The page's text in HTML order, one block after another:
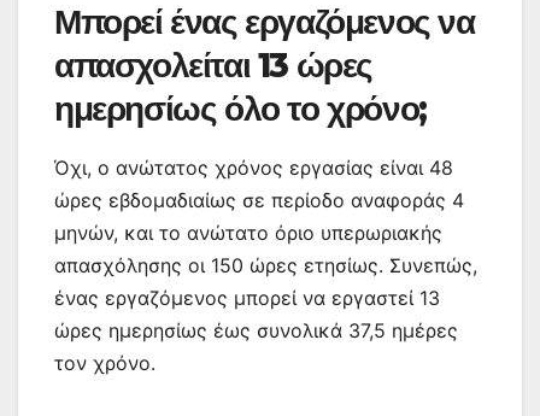
Μπορεί ένας εργαζόμενος να
απασχολείται 13 ώρες
ημερησίως όλο το χρόνο;
Όχι, ο ανώτατος χρόνος εργασίας είναι 48
ώρες εβδομαδιαίως σε περίοδο αναφοράς 4
μηνών, και το ανώτατο όριο υπερωριακής
απασχόλησης οι 150 ώρες ετησίως. Συνεπώς,
ένας εργαζόμενος μπορεί να εργαστεί 13
ώρες ημερησίως έως συνολικά 37,5 ημέρες
τον χρόνο.